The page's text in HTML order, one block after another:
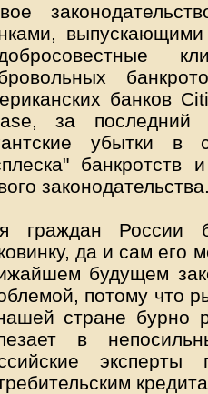
банков
за последний
убытки в
банкротств
граждан России
да и сам его
будущем
потому что
стране бурно
в